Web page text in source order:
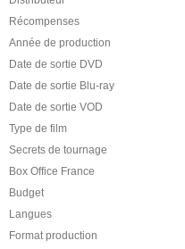
Récompenses
Année de production
Date de sortie DVD
Date de sortie Blu-ray
Date de sortie VOD
Type de film
Secrets de tournage
Box Office France
Budget
Langues
Format production